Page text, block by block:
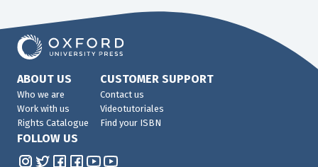
ABOUT US
Who we are
Work with us
Rights Catalogue
CUSTOMER SUPPORT
Contact us
Videotutoriales
Find your ISBN
FOLLOW US